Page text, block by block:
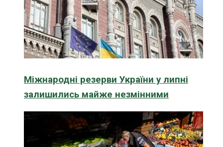
Міжнародні резерви України у липні
залишились майже незмінними